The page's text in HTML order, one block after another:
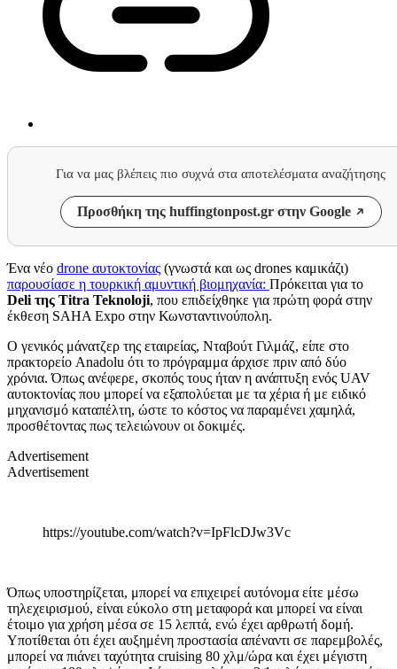
Για να μας βλέπεις πιο συχνά στα αποτελέσματα αναζήτησης
Προσθήκη της huffingtonpost.gr στην Google
Ένα νέο drone αυτοκτονίας (γνωστά και ως drones καμικάζι)
παρουσίασε η τουρκική αμυντική βιομηχανία: Πρόκειται για το
Deli της Titra Teknoloji, που επιδείχθηκε για πρώτη φορά στην
έκθεση SAHA Expo στην Κωνσταντινούπολη.
Ο γενικός μάνατζερ της εταιρείας, Νταβούτ Γιλμάζ, είπε στο
πρακτορείο Anadolu ότι το πρόγραμμα άρχισε πριν από δύο
χρόνια. Όπως ανέφερε, σκοπός τους ήταν η ανάπτυξη ενός UAV
αυτοκτονίας που μπορεί να εξαπολύεται με τα χέρια ή με ειδικό
μηχανισμό καταπέλτη, ώστε το κόστος να παραμένει χαμηλά,
προσθέτοντας πως τελειώνουν οι δοκιμές.
Advertisement
Advertisement
https://youtube.com/watch?v=IpFlcDJw3Vc
Όπως υποστηρίζεται, μπορεί να επιχειρεί αυτόνομα είτε μέσω
τηλεχειρισμού, είναι εύκολο στη μεταφορά και μπορεί να είναι
έτοιμο για χρήση μέσα σε 15 λεπτά, ενώ έχει αρθρωτή δομή.
Υποτίθεται ότι έχει αυξημένη προστασία απέναντι σε παρεμβολές,
μπορεί να πιάνει ταχύτητα cruising 80 χλμ/ώρα και έχει μέγιστη